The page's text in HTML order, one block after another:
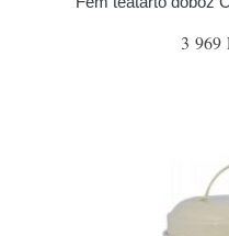
3 969